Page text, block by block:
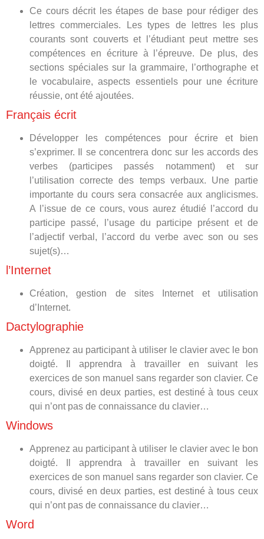
Ce cours décrit les étapes de base pour rédiger des
lettres commerciales. Les types de lettres les plus
courants sont couverts et l’étudiant peut mettre ses
compétences en écriture à l’épreuve. De plus, des
sections spéciales sur la grammaire, l’orthographe et
le vocabulaire, aspects essentiels pour une écriture
réussie, ont été ajoutées.
Français écrit
Développer les compétences pour écrire et bien
s’exprimer. Il se concentrera donc sur les accords des
verbes (participes passés notamment) et sur
l’utilisation correcte des temps verbaux. Une partie
importante du cours sera consacrée aux anglicismes.
A l’issue de ce cours, vous aurez étudié l’accord du
participe passé, l’usage du participe présent et de
l’adjectif verbal, l’accord du verbe avec son ou ses
sujet(s)…
l’Internet
Création, gestion de sites Internet et utilisation
d’Internet.
Dactylographie
Apprenez au participant à utiliser le clavier avec le bon
doigté. Il apprendra à travailler en suivant les
exercices de son manuel sans regarder son clavier. Ce
cours, divisé en deux parties, est destiné à tous ceux
qui n’ont pas de connaissance du clavier…
Windows
Apprenez au participant à utiliser le clavier avec le bon
doigté. Il apprendra à travailler en suivant les
exercices de son manuel sans regarder son clavier. Ce
cours, divisé en deux parties, est destiné à tous ceux
qui n’ont pas de connaissance du clavier…
Word